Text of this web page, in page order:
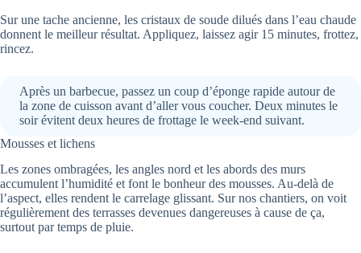
Sur une tache ancienne, les cristaux de soude dilués dans l’eau chaude
donnent le meilleur résultat. Appliquez, laissez agir 15 minutes, frottez,
rincez.
Après un barbecue, passez un coup d’éponge rapide autour de
la zone de cuisson avant d’aller vous coucher. Deux minutes le
soir évitent deux heures de frottage le week-end suivant.
Mousses et lichens
Les zones ombragées, les angles nord et les abords des murs
accumulent l’humidité et font le bonheur des mousses. Au-delà de
l’aspect, elles rendent le carrelage glissant. Sur nos chantiers, on voit
régulièrement des terrasses devenues dangereuses à cause de ça,
surtout par temps de pluie.